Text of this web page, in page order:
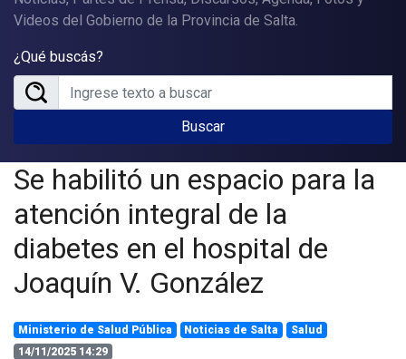
Videos del Gobierno de la Provincia de Salta.
¿Qué buscás?
Buscar
Se habilitó un espacio para la
atención integral de la
diabetes en el hospital de
Joaquín V. González
Ministerio de Salud Pública Noticias de Salta
Salud
14/11/2025 14:29